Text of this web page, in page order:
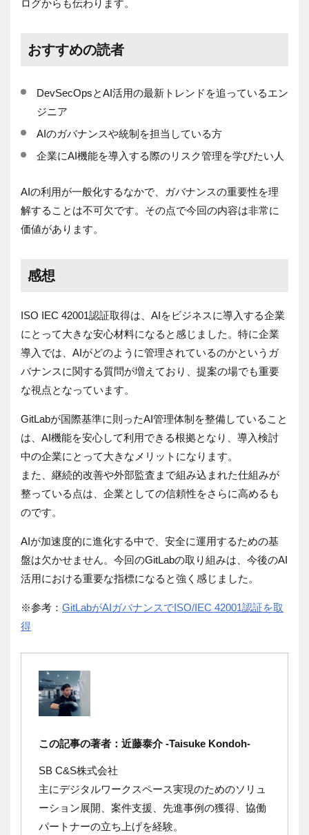
ログからも伝わります。
おすすめの読者
DevSecOpsとAI活用の最新トレンドを追っているエン
ジニア
AIのガバナンスや統制を担当している方
企業にAI機能を導入する際のリスク管理を学びたい人
AIの利用が一般化するなかで、ガバナンスの重要性を理
解することは不可欠です。その点で今回の内容は非常に
価値があります。
感想
ISO IEC 42001認証取得は、AIをビジネスに導入する企業
にとって大きな安心材料になると感じました。特に企業
導入では、AIがどのように管理されているのかというガ
バナンスに関する質問が増えており、提案の場でも重要
な視点となっています。
GitLabが国際基準に則ったAI管理体制を整備していること
は、AI機能を安心して利用できる根拠となり、導入検討
中の企業にとって大きなメリットになります。
また、継続的改善や外部監査まで組み込まれた仕組みが
整っている点は、企業としての信頼性をさらに高めるも
のです。
AIが加速度的に進化する中で、安全に運用するための基
盤は欠かせません。今回のGitLabの取り組みは、今後のAI
活用における重要な指標になると強く感じました。
※参考： GitLabがAIガバナンスでISO/IEC 42001認証を取
得
この記事の著者：近藤泰介 -Taisuke Kondoh-
SB C&S株式会社
主にデジタルワークスペース実現のためのソリュ
ーション展開、案件支援、先進事例の獲得、協働
パートナーの立ち上げを経験。